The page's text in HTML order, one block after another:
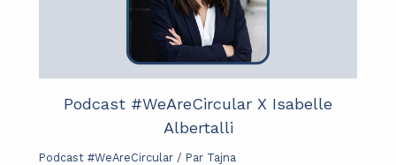
Podcast #WeAreCircular X Isabelle
Albertalli
Podcast #WeAreCircular / Par Tajna